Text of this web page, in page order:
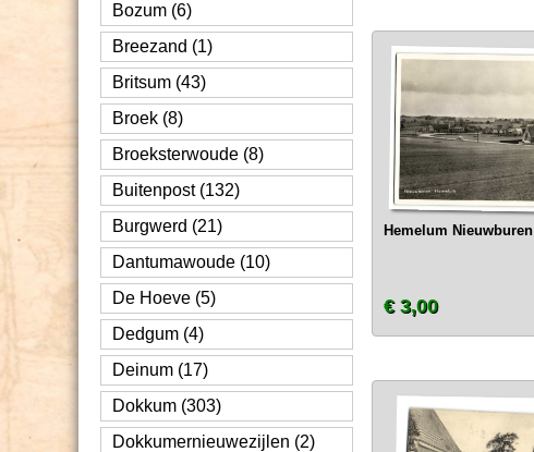
Bozum (6)
Breezand (1)
Britsum (43)
Broek (8)
Broeksterwoude (8)
Buitenpost (132)
Burgwerd (21)
Dantumawoude (10)
De Hoeve (5)
Dedgum (4)
Deinum (17)
Dokkum (303)
Dokkumernieuwezijlen (2)
Hemelum Nieuwburen
€ 3,00